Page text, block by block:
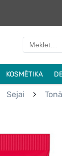
KOSMĒTIKA
Sejai